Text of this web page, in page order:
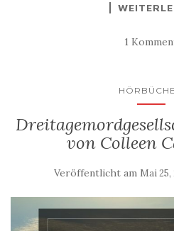
1
von Colleen
Veröffentlicht am Mai 25,